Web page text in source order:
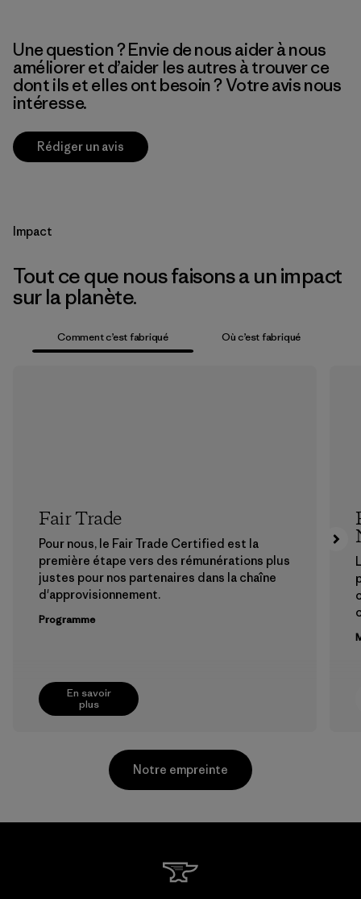
Une question ? Envie de nous aider à nous
améliorer et d’aider les autres à trouver ce
dont ils et elles ont besoin ? Votre avis nous
intéresse.
Rédiger un avis
Impact
Tout ce que nous faisons a un impact
sur la planète.
Comment c’est fabriqué Où c’est fabriqué
En savoir
plus
Fair Trade
Pour nous, le Fair Trade Certified est la
première étape vers des rémunérations plus
justes pour nos partenaires dans la chaîne
d'approvisionnement.
Programme
Notre empreinte